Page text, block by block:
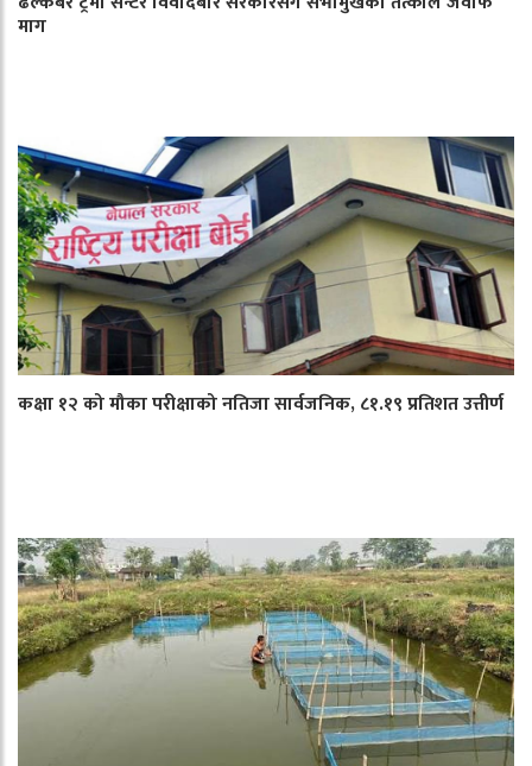
माग
कक्षा १२ को मौका परीक्षाको नतिजा सार्वजनिक, ८१.१९ प्रतिशत उत्तीर्ण